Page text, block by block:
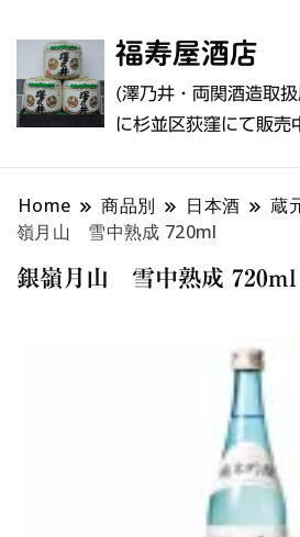
福寿屋酒店
(澤乃井・両関酒造取
に杉並区荻窪にて販売
Home 商品別 日本酒 蔵
嶺月山 雪中熟成 720ml
銀嶺月山 雪中熟成 720ml